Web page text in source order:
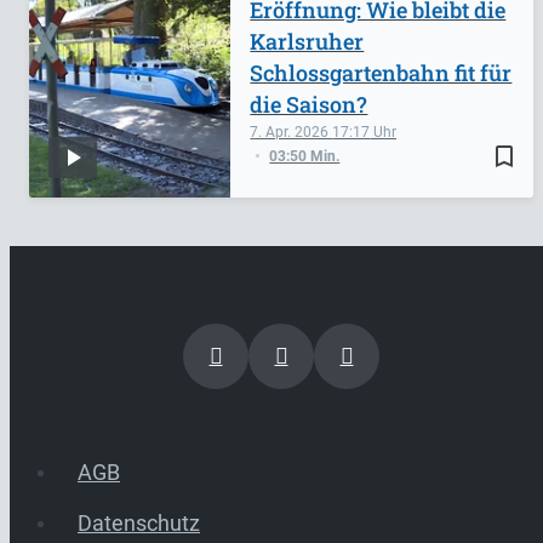
bookmark_border
7. Apr. 2026 17:17
03:50 Min.
Eröffnung: Wie bleibt die
Karlsruher
Schlossgartenbahn fit für
die Saison?
AGB
Datenschutz